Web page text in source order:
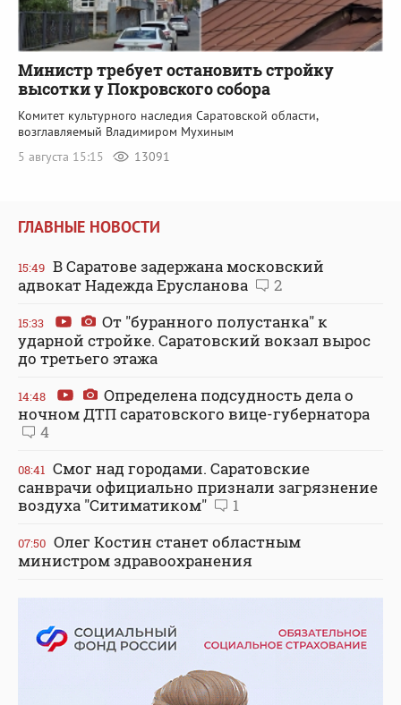
Министр требует остановить стройку
высотки у Покровского собора
Комитет культурного наследия Саратовской области,
возглавляемый Владимиром Мухиным
5 августа 15:15
13091
ГЛАВНЫЕ НОВОСТИ
15:49 В Саратове задержана московский
адвокат Надежда Ерусланова
2
15:33
От "буранного полустанка" к
ударной стройке. Саратовский вокзал вырос
до третьего этажа
14:48
Определена подсудность дела о
ночном ДТП саратовского вице-губернатора
4
08:41 Смог над городами. Саратовские
санврачи официально признали загрязнение
воздуха "Ситиматиком"
1
07:50 Олег Костин станет областным
министром здравоохранения